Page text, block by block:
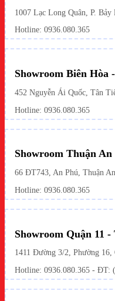
1007 Lạc Long Quân, P.
Hotline: 0936.080.365
Showroom Biên Hòa
452 Nguyễn Ái Quốc, Tân
Hotline: 0936.080.365
Showroom Thuận
66 ĐT743, An Phú, Thuận
Hotline: 0936.080.365
Showroom Quận 11
1411 Đường 3/2, Phường 16,
Hotline: 0936.080.365 - ĐT: